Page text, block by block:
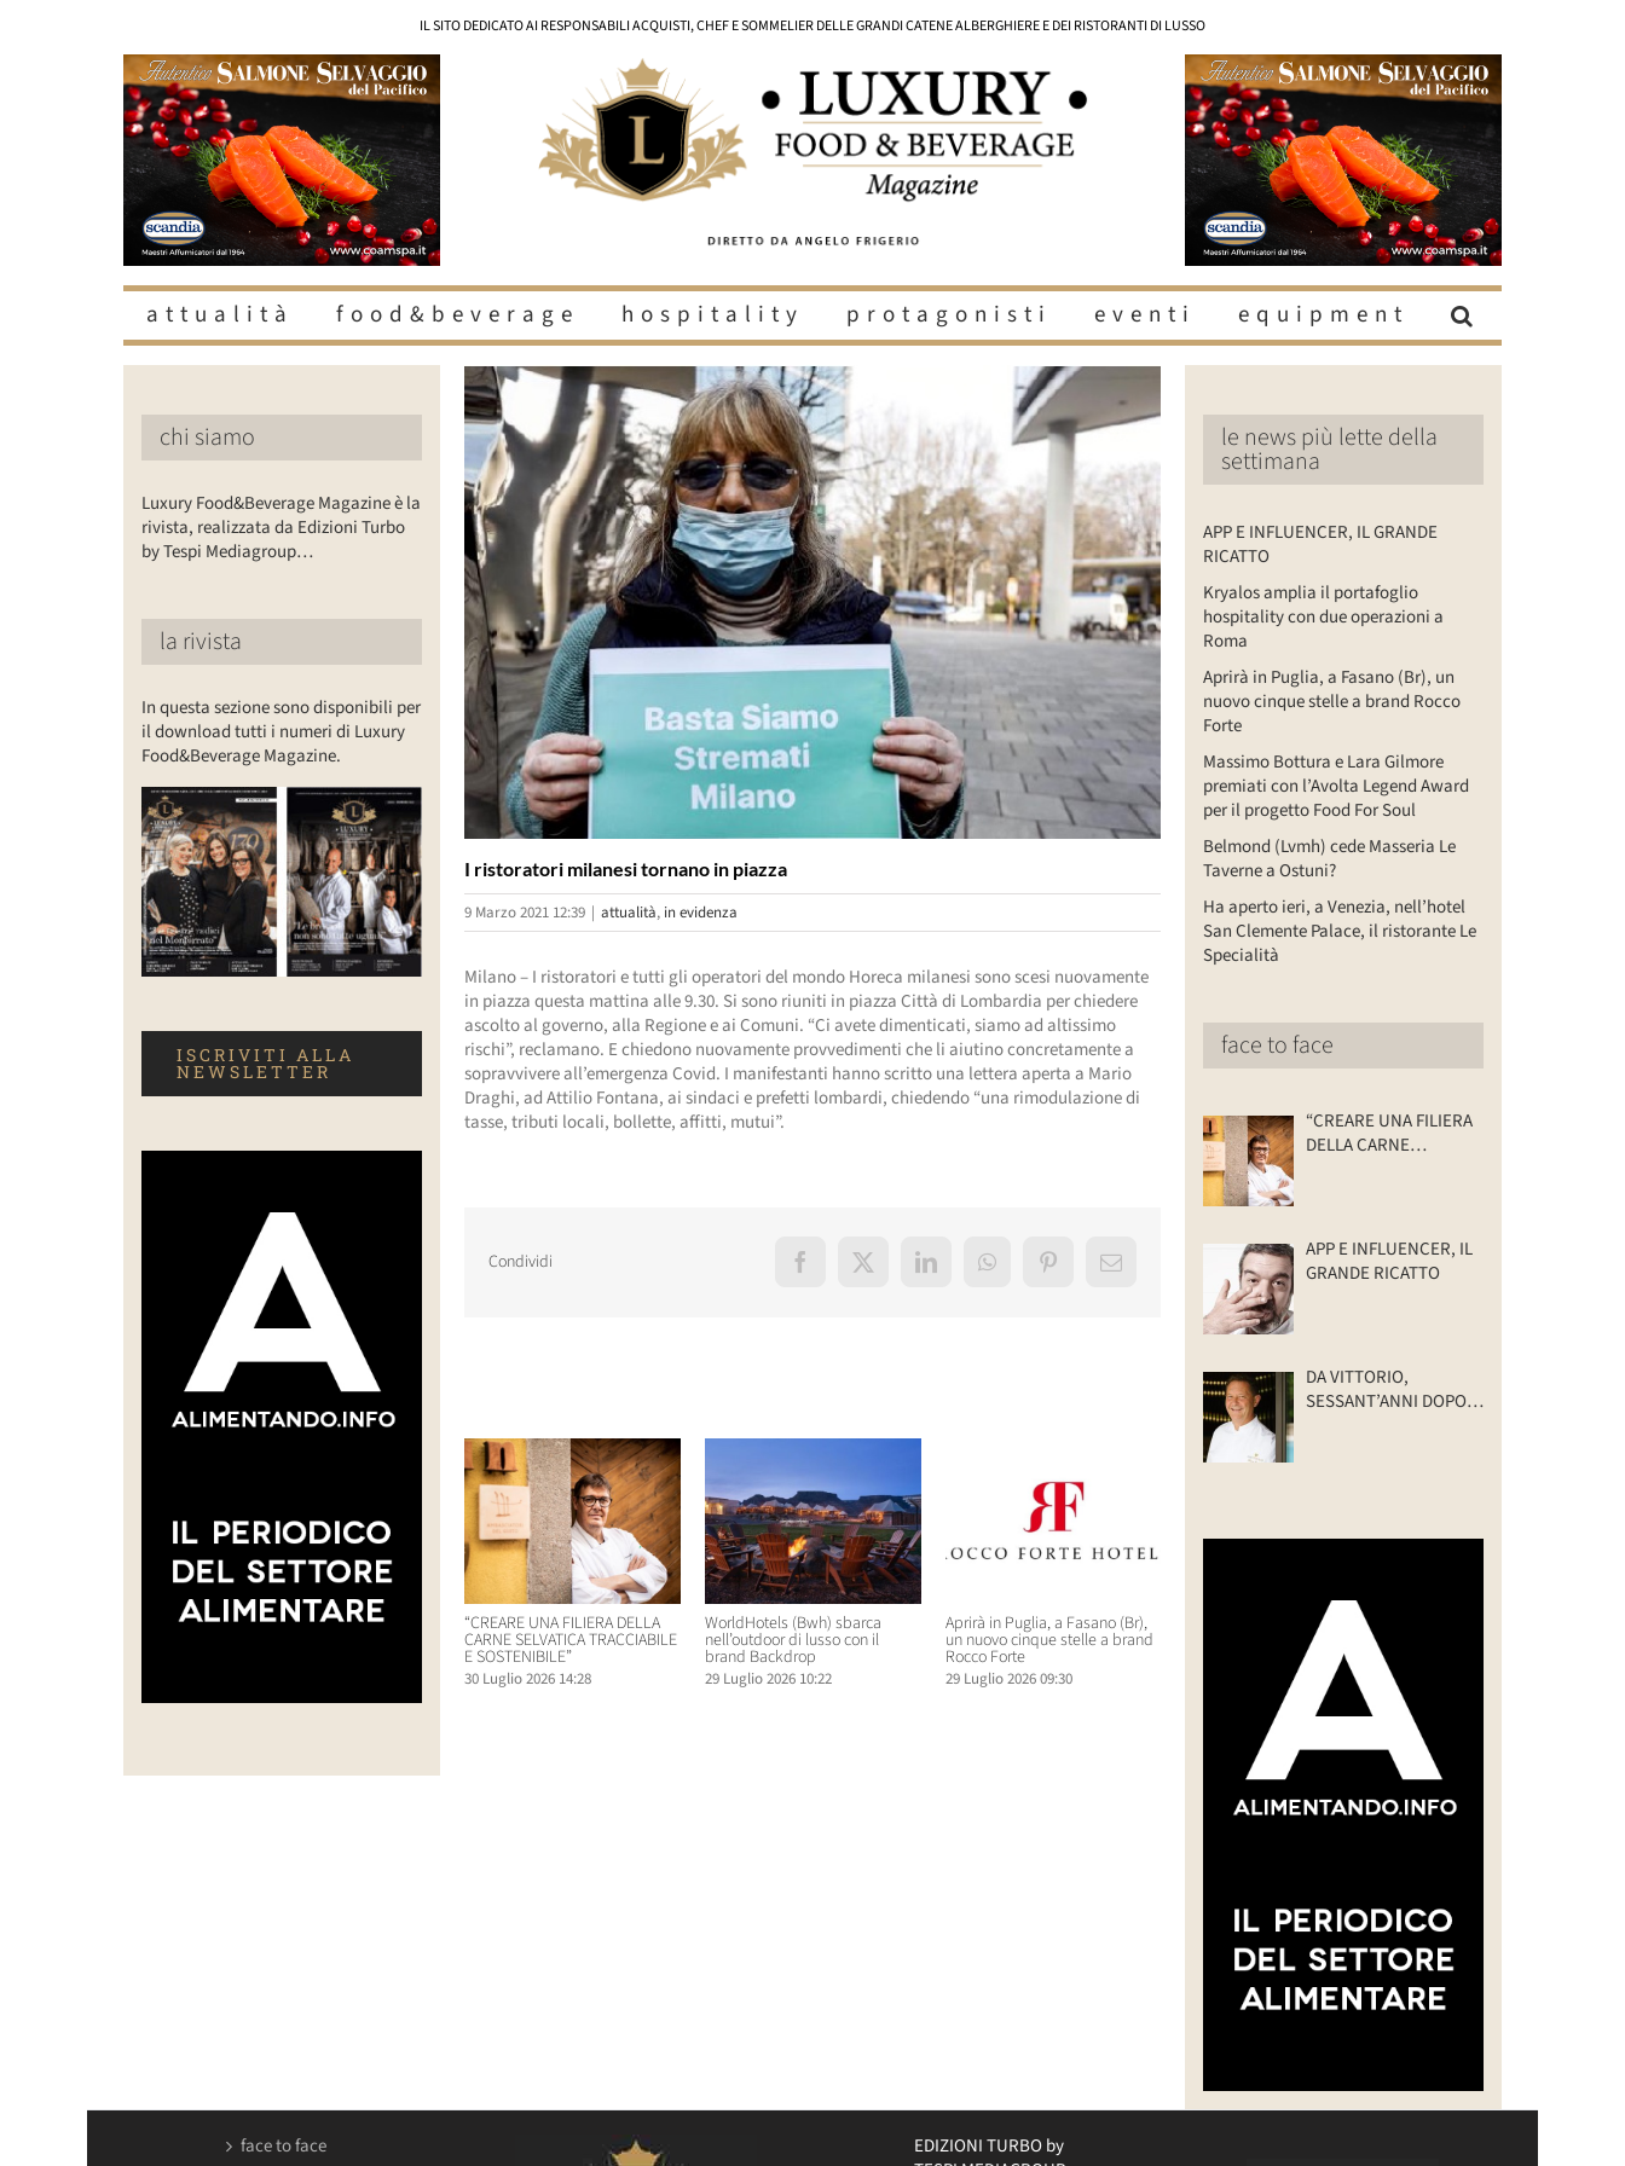
IL SITO DEDICATO AI RESPONSABILI ACQUISTI, CHEF E SOMMELIER DELLE GRANDI CATENE ALBERGHIERE E DEI RISTORANTI DI LUSSO
attualità food&beverage hospitality protagonisti eventi equipment
Ingrandisci
immagine
I ristoratori milanesi tornano in piazza
9 Marzo 2021 12:39 | attualità, in evidenza
Milano – I ristoratori e tutti gli operatori del mondo Horeca milanesi sono scesi nuovamente
in piazza questa mattina alle 9.30. Si sono riuniti in piazza Città di Lombardia per chiedere
ascolto al governo, alla Regione e ai Comuni. “Ci avete dimenticati, siamo ad altissimo
rischi”, reclamano. E chiedono nuovamente provvedimenti che li aiutino concretamente a
sopravvivere all’emergenza Covid. I manifestanti hanno scritto una lettera aperta a Mario
Draghi, ad Attilio Fontana, ai sindaci e prefetti lombardi, chiedendo “una rimodulazione di
tasse, tributi locali, bollette, affitti, mutui”.
Condividi Facebook
X LinkedInWhatsAppPinterestEmail
“CREARE UNA FILIERA DELLA
CARNE SELVATICA TRACCIABILE
E SOSTENIBILE”
30 Luglio 2026 14:28
WorldHotels (Bwh) sbarca
nell’outdoor di lusso con il
brand Backdrop
29 Luglio 2026 10:22
Aprirà in Puglia, a Fasano (Br),
un nuovo cinque stelle a brand
Rocco Forte
29 Luglio 2026 09:30
“CREARE UNA FILIERA DELLA
CARNE SELVATICA TRACCIABILE
30 Luglio 2026 14:28
chi siamo
Luxury Food&Beverage Magazine è la
rivista, realizzata da Edizioni Turbo
by Tespi Mediagroup…
la rivista
In questa sezione sono disponibili per
il download tutti i numeri di Luxury
Food&Beverage Magazine.
ISCRIVITI ALLA
NEWSLETTER
le news più lette della
settimana
APP E INFLUENCER, IL GRANDE
RICATTO
Kryalos amplia il portafoglio
hospitality con due operazioni a
Roma
Aprirà in Puglia, a Fasano (Br), un
nuovo cinque stelle a brand Rocco
Forte
Massimo Bottura e Lara Gilmore
premiati con l’Avolta Legend Award
per il progetto Food For Soul
Belmond (Lvmh) cede Masseria Le
Taverne a Ostuni?
Ha aperto ieri, a Venezia, nell’hotel
San Clemente Palace, il ristorante Le
Specialità
face to face
“CREARE UNA FILIERA
DELLA CARNE
APP E INFLUENCER, IL
GRANDE RICATTO
DA VITTORIO,
SESSANT’ANNI DOPO:
face to face
EDIZIONI TURBO by